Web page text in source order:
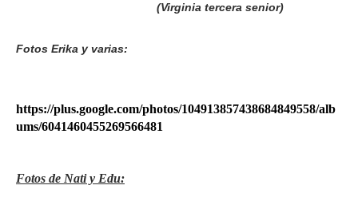
(Virginia tercera senior)
Fotos Erika y varias:
https://plus.google.com/photos/104913857438684849558/alb
ums/6041460455269566481
Fotos de Nati y Edu: